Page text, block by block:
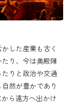
した産業も古く
り、今は奥殿陣
りと政治や交通
然が豊かであり
ら遠方へ出かけ